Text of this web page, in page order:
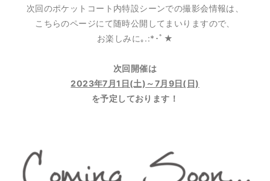
次回のポケットコート内特設シーンでの撮影会情報は、
こちらのページにて随時公開してまいりますので、
お楽しみに｡.:*･ﾟ★
次回開催は
2023年7月1日(土)～7月9日(日)
を予定しております！